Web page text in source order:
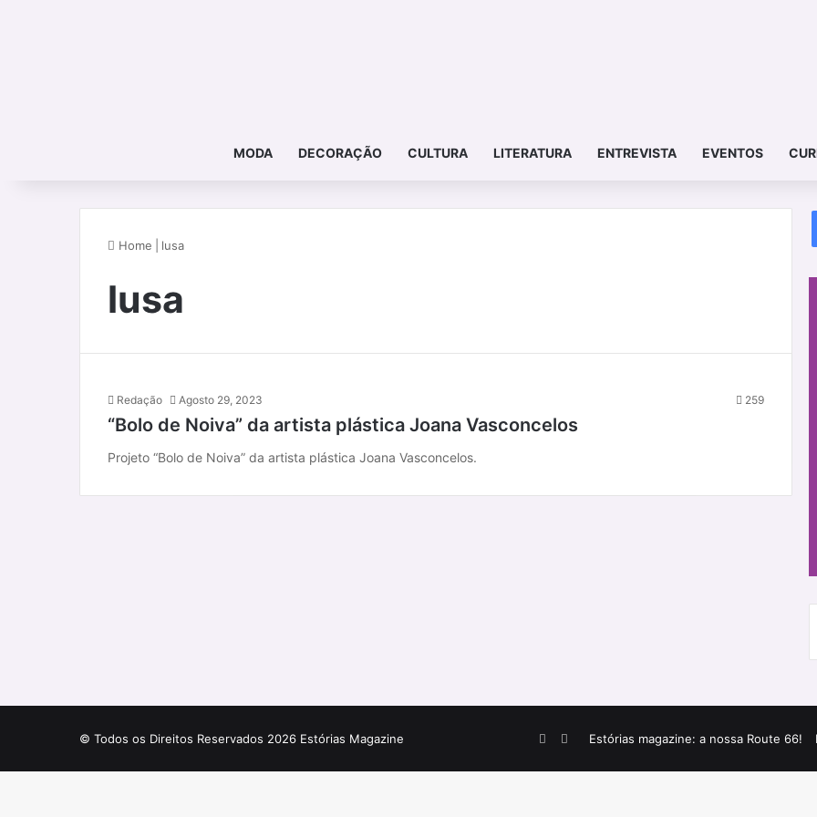
MODA DECORAÇÃO CULTURA LITERATURA ENTREVISTA EVENTOS
Home lusa
lusa
Redação Agosto 29, 2023 259
“Bolo de Noiva” da artista plástica Joana Vasconcelos
Projeto “Bolo de Noiva” da artista plástica Joana Vasconcelos.
© Todos os Direitos Reservados 2026 Estórias Magazine Estórias magazine: a nossa Route 66!
Facebook
Instagram